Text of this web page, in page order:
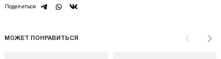
Поделиться telegramwhatsapp
vk
МОЖЕТ ПОНРАВИТЬСЯ
Назад